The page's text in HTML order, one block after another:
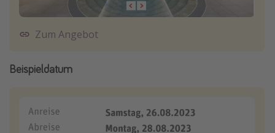
Zum Angebot
Beispieldatum